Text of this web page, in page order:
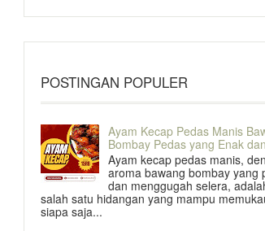
POSTINGAN POPULER
Ayam Kecap Pedas Manis
Bombay Pedas yang Enak
Ayam kecap pedas manis,
aroma bawang bombay yang
dan menggugah selera,
salah satu hidangan yang mampu
siapa saja...